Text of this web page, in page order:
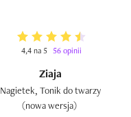
4,4 na 5 56 opinii
Ziaja
Nagietek, Tonik do twarzy